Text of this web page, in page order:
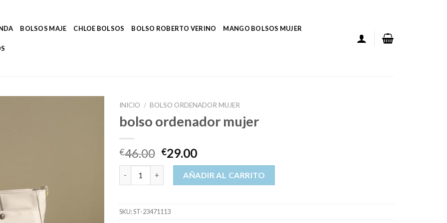
BOLSOS MAJE CHLOE BOLSOS BOLSO ROBERTO VERINO MANGO BOLSOS MUJER
INICIO / BOLSO ORDENADOR MUJER
bolso ordenador mujer
€46.00 €29.00
bolso ordenador mujer cantidadAÑADIR AL CARRITO
SKU:ST-23471113